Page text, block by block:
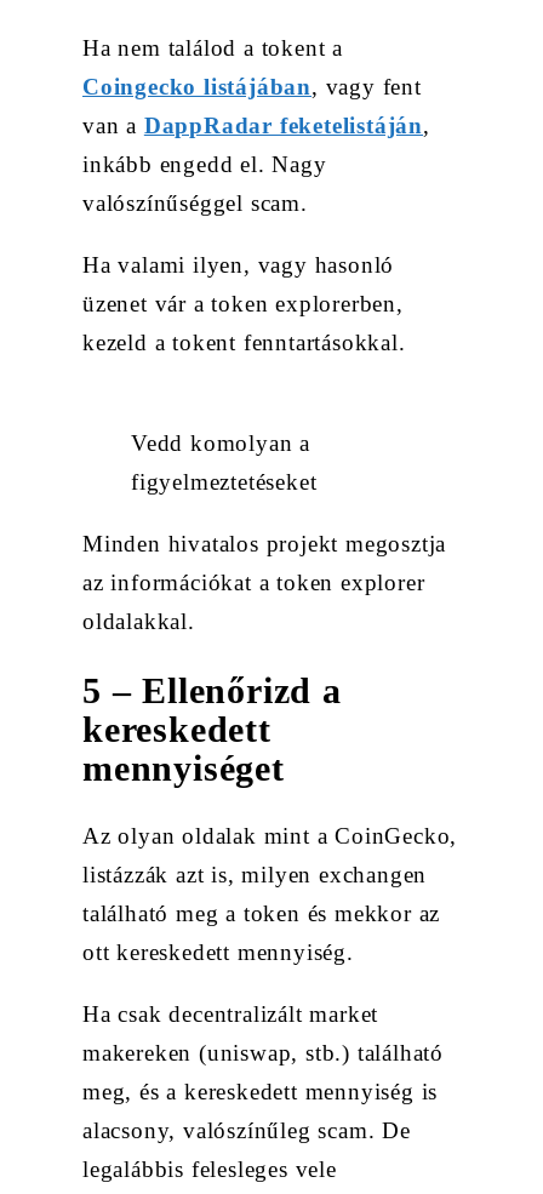
Ha nem találod a tokent a
Coingecko listájában, vagy fent
van a DappRadar feketelistáján,
inkább engedd el. Nagy
valószínűséggel scam.
Ha valami ilyen, vagy hasonló
üzenet vár a token explorerben,
kezeld a tokent fenntartásokkal.
Vedd komolyan a
figyelmeztetéseket
Minden hivatalos projekt megosztja
az információkat a token explorer
oldalakkal.
5 – Ellenőrizd a
kereskedett
mennyiséget
Az olyan oldalak mint a CoinGecko,
listázzák azt is, milyen exchangen
található meg a token és mekkor az
ott kereskedett mennyiség.
Ha csak decentralizált market
makereken (uniswap, stb.) található
meg, és a kereskedett mennyiség is
alacsony, valószínűleg scam. De
legalábbis felesleges vele